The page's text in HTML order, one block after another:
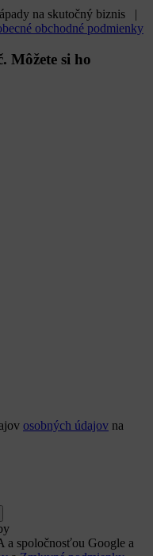
na skutočný biznis |
obchodné podmienky
Môžete si ho
osobných údajov na
a spoločnosťou Google a